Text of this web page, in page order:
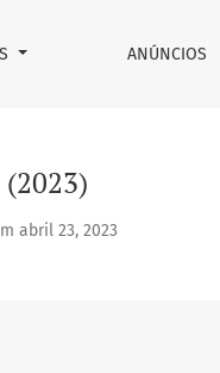
ANÚNCIOS
abril 23, 2023